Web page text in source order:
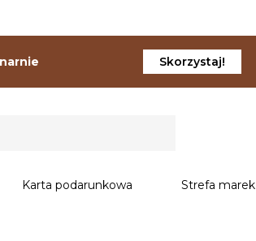
Skorzystaj!
Karta podarunkowa Strefa marek